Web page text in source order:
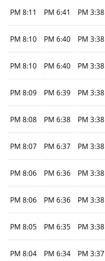
3:38 PM
6:41 PM
8:11 PM
3:38 PM
6:40 PM
8:10 PM
3:38 PM
6:40 PM
8:10 PM
3:38 PM
6:39 PM
8:09 PM
3:38 PM
6:38 PM
8:08 PM
3:38 PM
6:37 PM
8:07 PM
3:38 PM
6:36 PM
8:06 PM
3:38 PM
6:36 PM
8:06 PM
3:38 PM
6:35 PM
8:05 PM
3:37 PM
6:34 PM
8:04 PM